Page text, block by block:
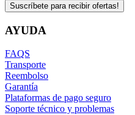
Suscríbete para recibir ofertas!
AYUDA
FAQS
Transporte
Reembolso
Garantía
Plataformas de pago seguro
Soporte técnico y problemas